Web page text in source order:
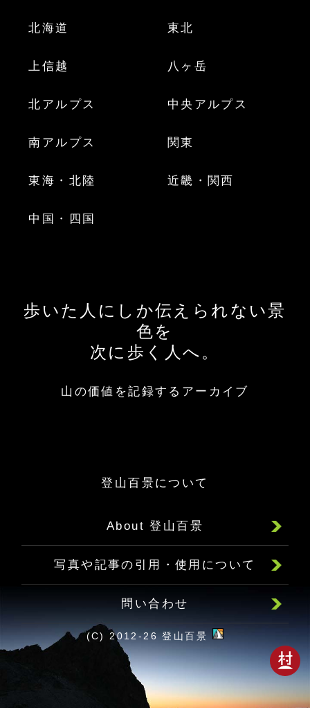
北海道 東北
上信越 八ヶ岳
北アルプス 中央アルプス
南アルプス 関東
東海・北陸 近畿・関西
中国・四国
歩いた人にしか伝えられない景
色を
次に歩く人へ。
山の価値を記録するアーカイブ
登山百景について
About 登山百景
写真や記事の引用・使用について
問い合わせ
(C) 2012-26 登山百景